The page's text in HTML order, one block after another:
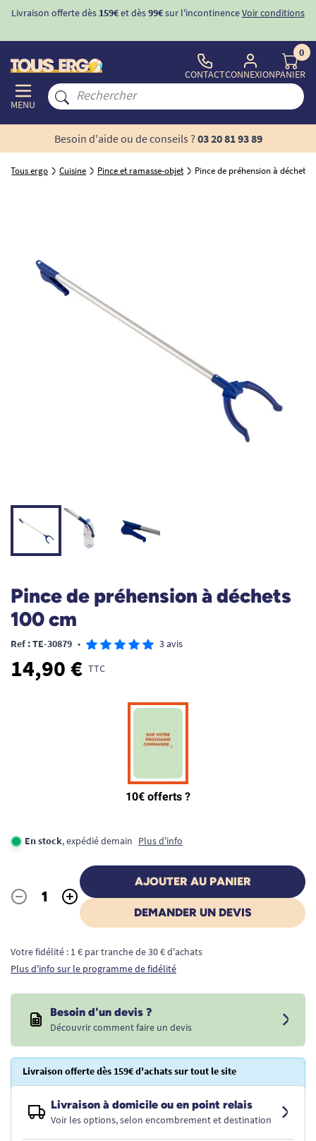
Livraison offerte dès 159€et dès99€sur l'incontinenceVoir conditions
MENU
CONTACTCONNEXION
0
PANIER
Besoin d'aide ou de conseils ? 03 20 81 93 89
Tous ergo Cuisine Pince et ramasse-objet Pince de préhension à déchets
Pince de préhension à déchets
100 cm
Ref : TE-30879 • 3 avis
14,90 € TTC
En stock, expédié demain Plus d'info
Quantité
- +
AJOUTER AU PANIER
DEMANDER UN DEVIS
Votre fidélité : 1 € par tranche de 30 € d'achats
Plus d'info sur le programme de fidélité
Besoin d'un devis ?
Découvrir comment faire un devis
Livraison offerte dès 159€ d'achats sur tout le site
Livraison à domicile ou en point relais
Voir les options, selon encombrement et destination